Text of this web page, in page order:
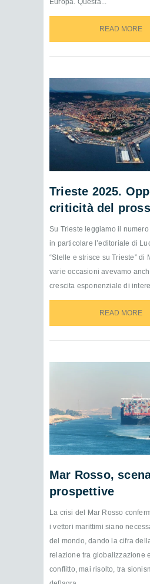
Europa. Questa...
READ MORE
Trieste 2025.
criticità del
Su Trieste leggiamo il
in particolare l’editoriale di
“Stelle e strisce su Trieste” di
varie occasioni avevamo
crescita esponenziale di
READ MORE
Mar Rosso,
prospettive
La crisi del Mar Rosso
i vettori marittimi siano
del mondo, dando la cifra
relazione tra globalizzazione e
conflitto, mai risolto, tra